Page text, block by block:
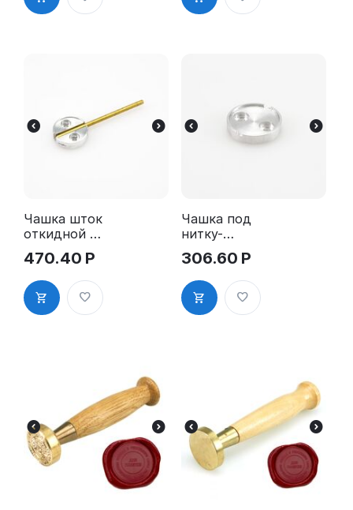
Чашка шток
откидной -
алюминий,
д. 25 мм
470.40 Р
Чашка под
нитку-
алюминий д
25 мм
306.60 Р